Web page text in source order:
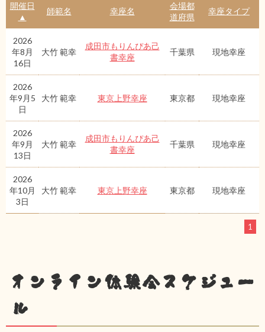
開催日
▲
師範名 幸座名
会場都
道府県
幸座タイプ
2026
年8月
16日
大竹 範幸
成田市もりんぴあ己
書幸座
千葉県 現地幸座
2026
年9月5
日
大竹 範幸 東京上野幸座 東京都 現地幸座
2026
年9月
13日
大竹 範幸
成田市もりんぴあ己
書幸座
千葉県 現地幸座
2026
年10月
3日
大竹 範幸 東京上野幸座 東京都 現地幸座
1
オンライン体験会スケジュー
ル